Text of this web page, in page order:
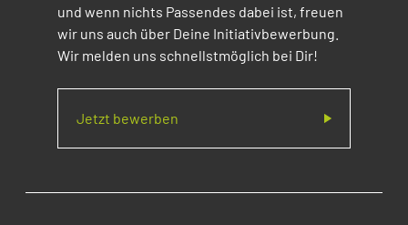
und wenn nichts Passendes dabei ist, freuen
wir uns auch über Deine Initiativbewerbung.
Wir melden uns schnellstmöglich bei Dir!
Jetzt bewerben